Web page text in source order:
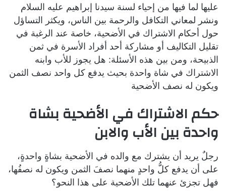
عليها لما فيها من إحياء لسنة سيدنا إبراهيم عليه السلام
ونشر لمعاني التكافل والرحمة بين الناس، ويكثر التساؤل
حول أحكام الاشتراك في الأضحية، خاصة عند الرغبة في
تقليل التكاليف أو مشاركة أحد أفراد الأسرة في ثمن
الذبيحة، ومن بين هذه الأسئلة: هل يجوز للأب وابنه
الاشتراك في شاة واحدة بحيث يدفع كل واحد نصف الثمن
ويكون له نصف الأضحية
حكم الاشتراك في الأضحية بشاة
واحدة بين الأب والابن
رجلٌ يريد أن يشترك مع والده في الأضحية بشاةٍ واحدةٍ،
على أن يدفع كلُّ واحدٍ منهما نصفَ الثمن ويكون له نصفُها،
فهل تجزئ عنهما تلك الأضحية على هذا النحو؟